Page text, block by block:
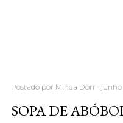
Postado por Minda Dorr junho
SOPA DE